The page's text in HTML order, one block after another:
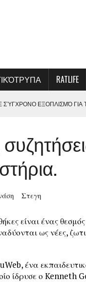
RATLIFE
ΕΞΟΠΛΙΣΜΌ ΓΙΑ
ΤΗ ΔΙΟΊΚΗΣΗ ΤΗΣ ΟΛΠ
ΑΠΟΦΆΣΕΩΝ-ΚΆΛΕΣΜΑ
ΜΠΟΡΕΊ ΝΑ ΕΊΝΑΙ Η
Στεγη
είναι ένας
ως νέες,
ένα
ίδρυσε ο Kenneth